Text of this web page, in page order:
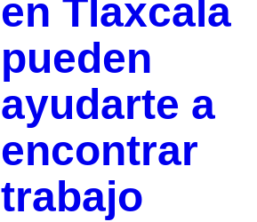
en Tlaxcala
pueden
ayudarte a
encontrar
trabajo